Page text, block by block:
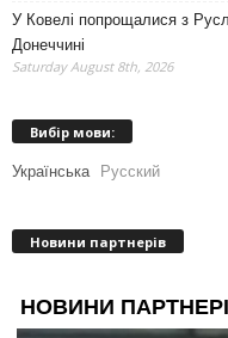
У Ковелі попрощалися з
Донеччині
Saturday August 8th, 2026
Вибір мови:
Українська Русский
Новини партнерів